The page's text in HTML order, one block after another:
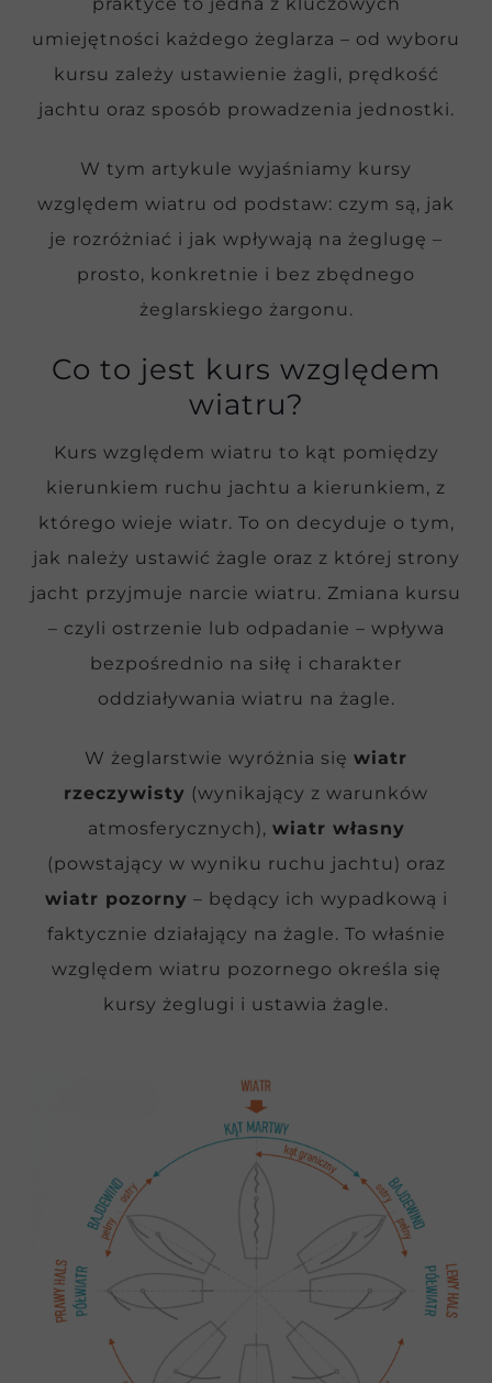
umiejętności każdego żeglarza – od wyboru
kursu zależy ustawienie żagli, prędkość
jachtu oraz sposób prowadzenia jednostki.
W tym artykule wyjaśniamy kursy
względem wiatru od podstaw: czym są, jak
je rozróżniać i jak wpływają na żeglugę –
prosto, konkretnie i bez zbędnego
żeglarskiego żargonu.
Co to jest kurs względem
wiatru?
Kurs względem wiatru to kąt pomiędzy
kierunkiem ruchu jachtu a kierunkiem, z
którego wieje wiatr. To on decyduje o tym,
jak należy ustawić żagle oraz z której strony
jacht przyjmuje narcie wiatru. Zmiana kursu
– czyli ostrzenie lub odpadanie – wpływa
bezpośrednio na siłę i charakter
oddziaływania wiatru na żagle.
W żeglarstwie wyróżnia się wiatr
rzeczywisty (wynikający z warunków
atmosferycznych), wiatr własny
(powstający w wyniku ruchu jachtu) oraz
wiatr pozorny – będący ich wypadkową i
faktycznie działający na żagle. To właśnie
względem wiatru pozornego określa się
kursy żeglugi i ustawia żagle.